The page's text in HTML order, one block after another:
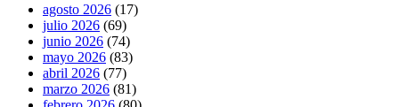
agosto 2026 (17)
julio 2026 (69)
junio 2026 (74)
mayo 2026 (83)
abril 2026 (77)
marzo 2026 (81)